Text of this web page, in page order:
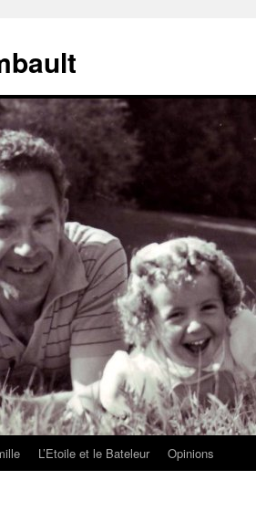
L’Etoile et le Bateleur Opinions